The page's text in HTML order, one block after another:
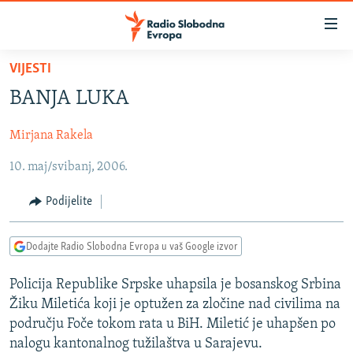
Pređite
glavni
Pređite
na
navigaciju
Pređite
na
pretragu
BOSNA I HERCEGOVINA
SRBIJA
KOSOVO
CRNA GORA
VIZUELNO
VIDEO
FOTOGALERIJE
INFOGRAFIKE
PODCASTI
RAT U UKRAJINI
KINA NA BALKANU
RSE PRIČE IZ SVIJETA
VIJESTI
BANJA LUKA
Mirjana Rakela
10. maj/svibanj, 2006.
Podijelite
Dodajte Radio Slobodna Evropa u vaš Google izvor
Policija Republike Srpske uhapsila je bosanskog Srbina
Žiku Miletića koji je optužen za zločine nad civilima na
području Foče tokom rata u BiH. Miletić je uhapšen po
nalogu kantonalnog tužilaštva u Sarajevu.